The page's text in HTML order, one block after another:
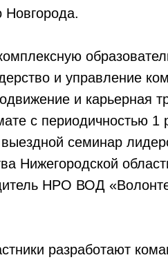
Новгорода.
и управление
и карьерная
с периодичностью 1
семинар
Нижегородской
НРО ВОД
разработают